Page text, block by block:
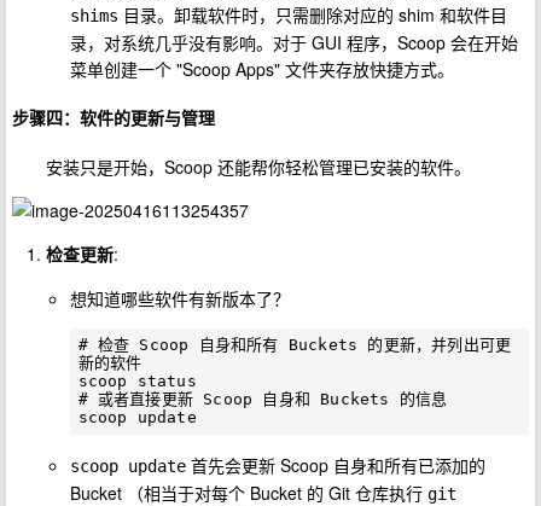
shims 目录。卸载软件时，只需删除对应的 shim 和软件目
录，对系统几乎没有影响。对于 GUI 程序，Scoop 会在开始
菜单创建一个 "Scoop Apps" 文件夹存放快捷方式。
步骤四：软件的更新与管理
安装只是开始，Scoop 还能帮你轻松管理已安装的软件。
检查更新:
想知道哪些软件有新版本了？
# 检查 Scoop 自身和所有 Buckets 的更新，并列出可更
新的软件
scoop status
# 或者直接更新 Scoop 自身和 Buckets 的信息
scoop update 首先会更新 Scoop 自身和所有已添加的
Bucket （相当于对每个 Bucket 的 Git 仓库执行 git